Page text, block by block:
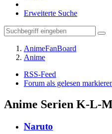
Erweiterte Suche
AnimeFanBoard
Anime
RSS-Feed
Forum als gelesen
Anime Serien K-L-
Naruto